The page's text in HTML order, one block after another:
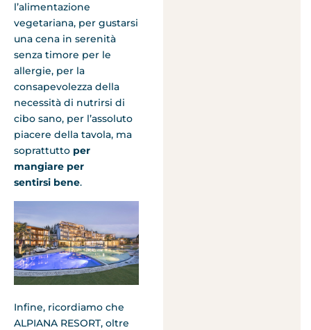
l’alimentazione
vegetariana, per gustarsi
una cena in serenità
senza timore per le
allergie, per la
consapevolezza della
necessità di nutrirsi di
cibo sano, per l’assoluto
piacere della tavola, ma
soprattutto per
mangiare per
sentirsi bene.
Infine, ricordiamo che
ALPIANA RESORT, oltre